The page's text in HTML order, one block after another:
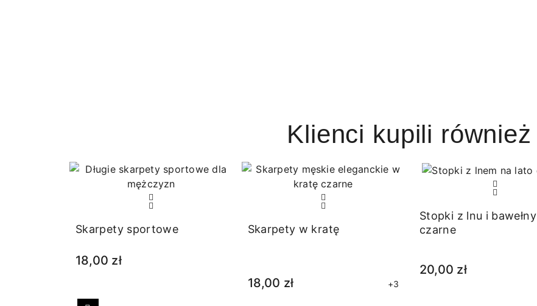
Klienci kupili również
Skarpety sportowe
18,00 zł
Skarpety w kratę
18,00 zł +3
Stopki z lnu i bawełny
czarne
20,00 zł